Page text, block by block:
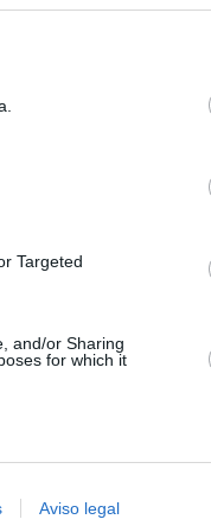
Targeted
and/or Sharing
for which it
Aviso legal
de agosto
Ceuta en las
de
empresa